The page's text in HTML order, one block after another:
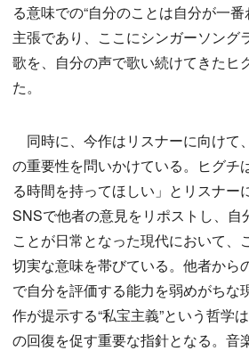
る意味での“自分のことは自分が一番
主張であり、ここにシンガーソング
歌を、自分の声で歌い続けてきたヒ
た。
同時に、今作はリスナーに向けて
の重要性を問いかけている。ヒグチ
る時間を持ってほしい」とリスナー
SNSで他者の意見をリポストし、自
ことが日常となった現代において、
切実な意味を帯びている。他者から
で自分を評価する能力を弱めがちな
作が提示する“私宝主義”という哲学
の回復を促す重要な指針となる。音